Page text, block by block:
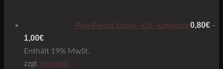
Pole Pieces Screw - US - Gewinde0,80€ –
1,00€Preisspanne:
0,80€
bis
Enthält 19% MwSt.
zzgl.Versand